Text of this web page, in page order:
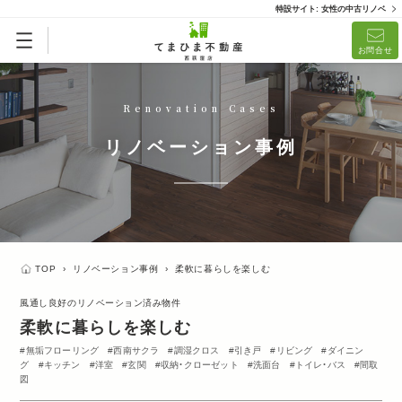
特設サイト: 女性の中古リノベ
お問合せ
Renovation Cases
リノベーション事例
TOP › リノベーション事例 › 柔軟に暮らしを楽しむ
風通し良好のリノベーション済み物件
柔軟に暮らしを楽しむ
無垢フローリング 西南サクラ 調湿クロス 引き戸 リビング
ダイニン
グ
キッチン 洋室 玄関 収納・クローゼット 洗面台 トイレ・バス
間取
図